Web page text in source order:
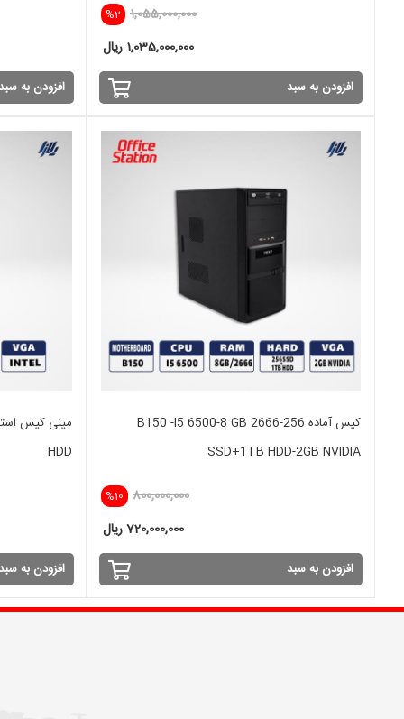
%2 1,055,000,000
1,035,000,000 ریال
افزودن به سبد افزودن به
کیس آماده B150 -I5 6500-8 GB 2666-256
SSD+1TB HDD-2GB NVIDIA
%10 800,000,000
720,000,000 ریال
افزودن به سبد
HDD
افزودن به